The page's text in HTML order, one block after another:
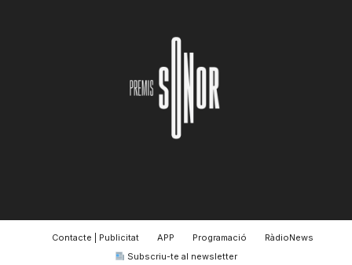
Contacte | Publicitat APP Programació
RàdioNews
Subscriu-te al newsletter